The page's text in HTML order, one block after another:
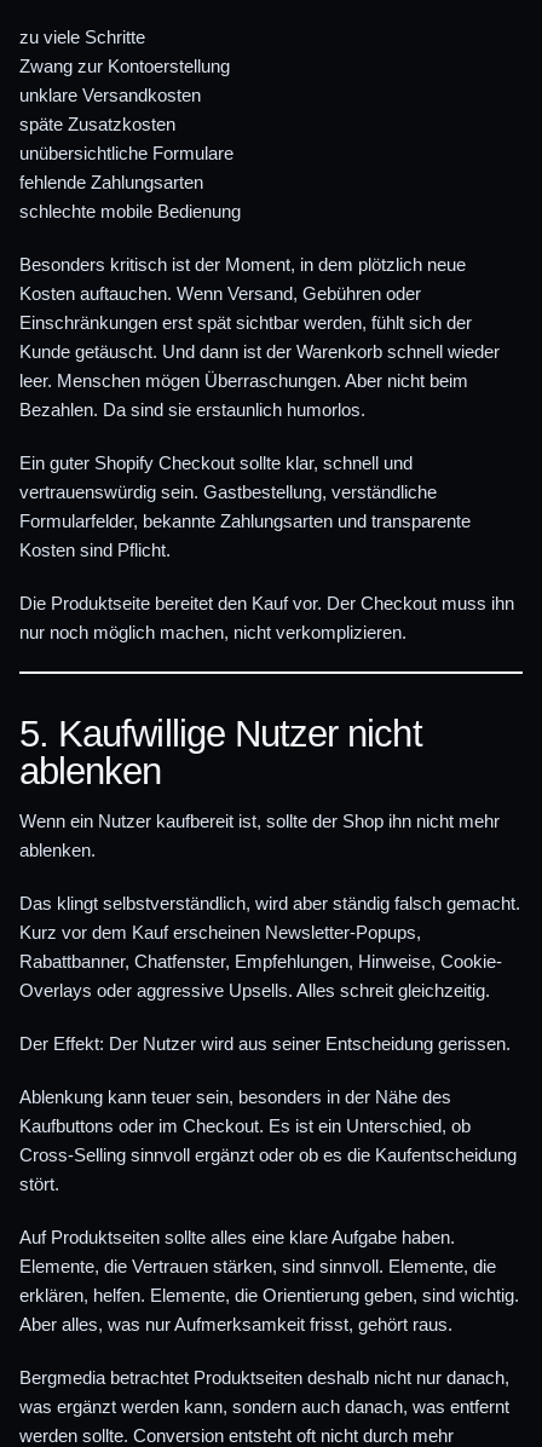
zu viele Schritte
Zwang zur Kontoerstellung
unklare Versandkosten
späte Zusatzkosten
unübersichtliche Formulare
fehlende Zahlungsarten
schlechte mobile Bedienung
Besonders kritisch ist der Moment, in dem plötzlich neue
Kosten auftauchen. Wenn Versand, Gebühren oder
Einschränkungen erst spät sichtbar werden, fühlt sich der
Kunde getäuscht. Und dann ist der Warenkorb schnell wieder
leer. Menschen mögen Überraschungen. Aber nicht beim
Bezahlen. Da sind sie erstaunlich humorlos.
Ein guter Shopify Checkout sollte klar, schnell und
vertrauenswürdig sein. Gastbestellung, verständliche
Formularfelder, bekannte Zahlungsarten und transparente
Kosten sind Pflicht.
Die Produktseite bereitet den Kauf vor. Der Checkout muss ihn
nur noch möglich machen, nicht verkomplizieren.
5. Kaufwillige Nutzer nicht
ablenken
Wenn ein Nutzer kaufbereit ist, sollte der Shop ihn nicht mehr
ablenken.
Das klingt selbstverständlich, wird aber ständig falsch gemacht.
Kurz vor dem Kauf erscheinen Newsletter-Popups,
Rabattbanner, Chatfenster, Empfehlungen, Hinweise, Cookie-
Overlays oder aggressive Upsells. Alles schreit gleichzeitig.
Der Effekt: Der Nutzer wird aus seiner Entscheidung gerissen.
Ablenkung kann teuer sein, besonders in der Nähe des
Kaufbuttons oder im Checkout. Es ist ein Unterschied, ob
Cross-Selling sinnvoll ergänzt oder ob es die Kaufentscheidung
stört.
Auf Produktseiten sollte alles eine klare Aufgabe haben.
Elemente, die Vertrauen stärken, sind sinnvoll. Elemente, die
erklären, helfen. Elemente, die Orientierung geben, sind wichtig.
Aber alles, was nur Aufmerksamkeit frisst, gehört raus.
Bergmedia betrachtet Produktseiten deshalb nicht nur danach,
was ergänzt werden kann, sondern auch danach, was entfernt
werden sollte. Conversion entsteht oft nicht durch mehr